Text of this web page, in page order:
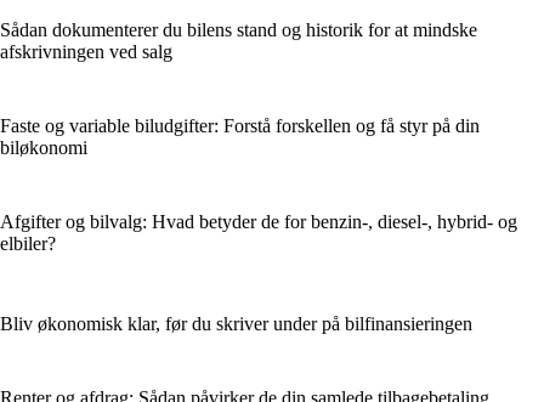
Sådan dokumenterer du bilens stand og historik for at mindske
afskrivningen ved salg
Faste og variable biludgifter: Forstå forskellen og få styr på din
biløkonomi
Afgifter og bilvalg: Hvad betyder de for benzin-, diesel-, hybrid- og
elbiler?
Bliv økonomisk klar, før du skriver under på bilfinansieringen
Renter og afdrag: Sådan påvirker de din samlede tilbagebetaling